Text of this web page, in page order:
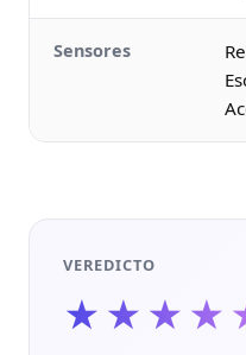
Sensores
VEREDICTO